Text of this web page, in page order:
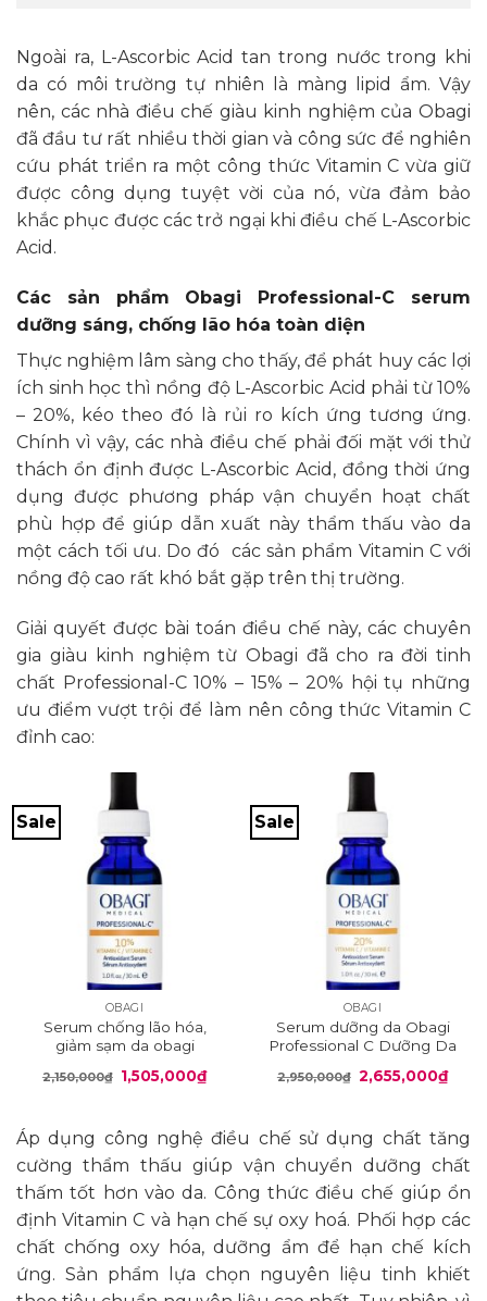
Ngoài ra, L-Ascorbic Acid tan trong nước trong khi
da có môi trường tự nhiên là màng lipid ẩm. Vậy
nên, các nhà điều chế giàu kinh nghiệm của Obagi
đã đầu tư rất nhiều thời gian và công sức để nghiên
cứu phát triển ra một công thức Vitamin C vừa giữ
được công dụng tuyệt vời của nó, vừa đảm bảo
khắc phục được các trở ngại khi điều chế L-Ascorbic
Acid.
Các sản phẩm Obagi Professional-C serum
dưỡng sáng, chống lão hóa toàn diện
Thực nghiệm lâm sàng cho thấy, để phát huy các lợi
ích sinh học thì nồng độ L-Ascorbic Acid phải từ 10%
– 20%, kéo theo đó là rủi ro kích ứng tương ứng.
Chính vì vậy, các nhà điều chế phải đối mặt với thử
thách ổn định được L-Ascorbic Acid, đồng thời ứng
dụng được phương pháp vận chuyển hoạt chất
phù hợp để giúp dẫn xuất này thẩm thấu vào da
một cách tối ưu. Do đó các sản phẩm Vitamin C với
nồng độ cao rất khó bắt gặp trên thị trường.
Giải quyết được bài toán điều chế này, các chuyên
gia giàu kinh nghiệm từ Obagi đã cho ra đời tinh
chất Professional-C 10% – 15% – 20% hội tụ những
ưu điểm vượt trội để làm nên công thức Vitamin C
đỉnh cao:
Sale
OBAGI
Serum chống lão hóa,
giảm sạm da obagi
2,150,000₫ Giá
gốc
1,505,000₫Giá
hiện
1,505,000₫.
Sale
OBAGI
Serum dưỡng da Obagi
Professional C Dưỡng Da
2,950,000₫ Giá
gốc
2,655,000₫Giá
hiện
Áp dụng công nghệ điều chế sử dụng chất tăng
cường thẩm thấu giúp vận chuyển dưỡng chất
thấm tốt hơn vào da. Công thức điều chế giúp ổn
định Vitamin C và hạn chế sự oxy hoá. Phối hợp các
chất chống oxy hóa, dưỡng ẩm để hạn chế kích
ứng. Sản phẩm lựa chọn nguyên liệu tinh khiết